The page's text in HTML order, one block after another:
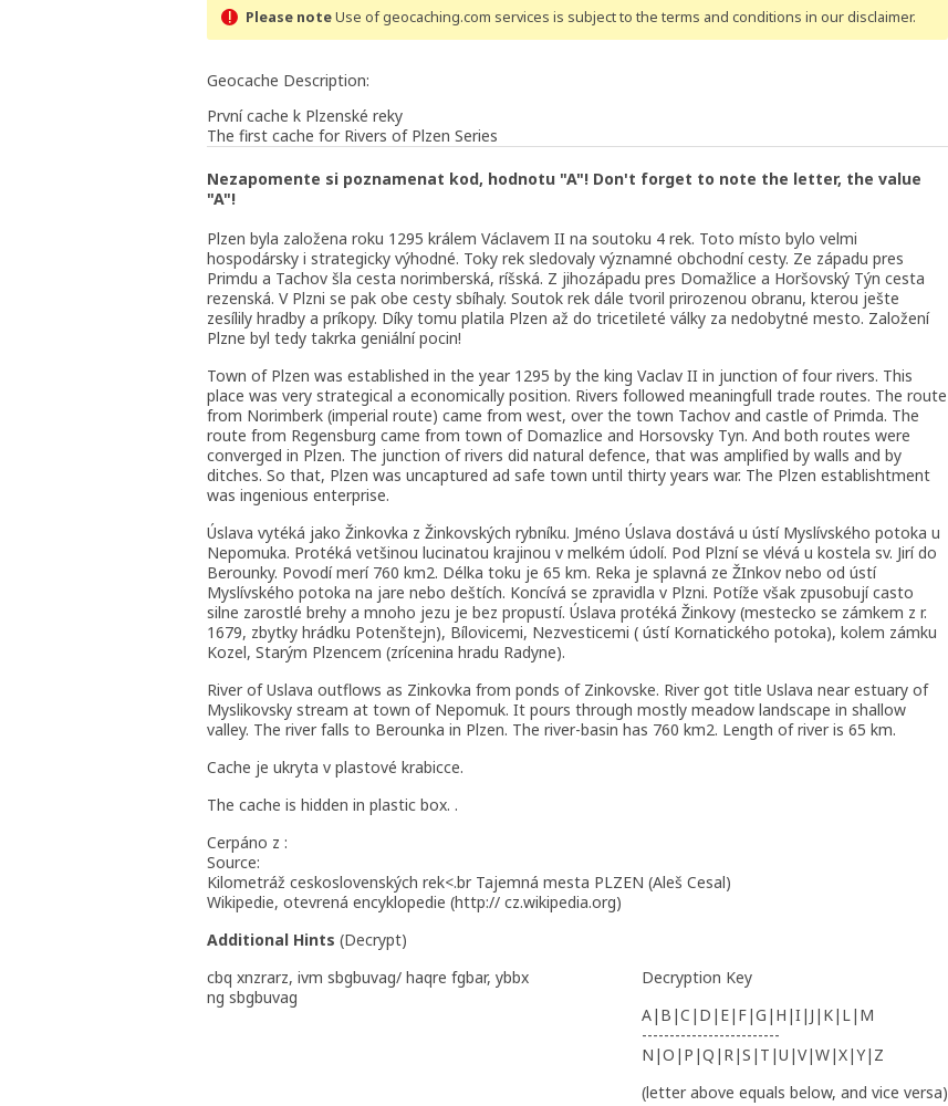
Please noteUse of geocaching.com services is subject to the terms and conditions in our disclaimer.
Geocache Description:
První cache k Plzenské reky
The first cache for Rivers of Plzen Series
Nezapomente si poznamenat kod, hodnotu "A"! Don't forget to note the letter, the value
"A"!
Plzen byla založena roku 1295 králem Václavem II na soutoku 4 rek. Toto místo bylo velmi
hospodársky i strategicky výhodné. Toky rek sledovaly významné obchodní cesty. Ze západu pres
Primdu a Tachov šla cesta norimberská, ríšská. Z jihozápadu pres Domažlice a Horšovský Týn cesta
rezenská. V Plzni se pak obe cesty sbíhaly. Soutok rek dále tvoril prirozenou obranu, kterou ješte
zesílily hradby a príkopy. Díky tomu platila Plzen až do tricetileté války za nedobytné mesto. Založení
Plzne byl tedy takrka geniální pocin!
Town of Plzen was established in the year 1295 by the king Vaclav II in junction of four rivers. This
place was very strategical a economically position. Rivers followed meaningfull trade routes. The route
from Norimberk (imperial route) came from west, over the town Tachov and castle of Primda. The
route from Regensburg came from town of Domazlice and Horsovsky Tyn. And both routes were
converged in Plzen. The junction of rivers did natural defence, that was amplified by walls and by
ditches. So that, Plzen was uncaptured ad safe town until thirty years war. The Plzen establishtment
was ingenious enterprise.
Úslava vytéká jako Žinkovka z Žinkovských rybníku. Jméno Úslava dostává u ústí Myslívského potoka u
Nepomuka. Protéká vetšinou lucinatou krajinou v melkém údolí. Pod Plzní se vlévá u kostela sv. Jirí do
Berounky. Povodí merí 760 km2. Délka toku je 65 km. Reka je splavná ze ŽInkov nebo od ústí
Myslívského potoka na jare nebo deštích. Koncívá se zpravidla v Plzni. Potíže však zpusobují casto
silne zarostlé brehy a mnoho jezu je bez propustí. Úslava protéká Žinkovy (mestecko se zámkem z r.
1679, zbytky hrádku Potenštejn), Bílovicemi, Nezvesticemi ( ústí Kornatického potoka), kolem zámku
Kozel, Starým Plzencem (zrícenina hradu Radyne).
River of Uslava outflows as Zinkovka from ponds of Zinkovske. River got title Uslava near estuary of
Myslikovsky stream at town of Nepomuk. It pours through mostly meadow landscape in shallow
valley. The river falls to Berounka in Plzen. The river-basin has 760 km2. Length of river is 65 km.
Cache je ukryta v plastové krabicce.
The cache is hidden in plastic box. .
Cerpáno z :
Source:
Kilometráž ceskoslovenských rek<.br Tajemná mesta PLZEN (Aleš Cesal)
Wikipedie, otevrená encyklopedie (http:// cz.wikipedia.org)
Additional Hints (Decrypt)
cbq xnzrarz, ivm sbgbuvag/ haqre fgbar, ybbx
ng sbgbuvag
Decryption Key
A|B|C|D|E|F|G|H|I|J|K|L|M
-------------------------
N|O|P|Q|R|S|T|U|V|W|X|Y|Z
(letter above equals below, and vice versa)